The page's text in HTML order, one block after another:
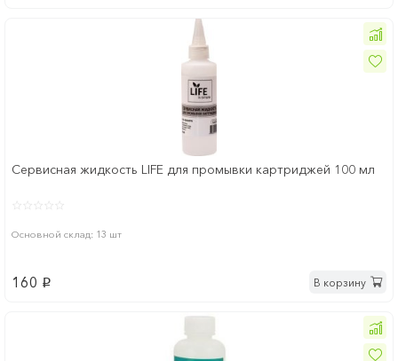
Сервисная жидкость LIFE для промывки картриджей 100 мл
Основной склад: 13 шт
160 p В корзину